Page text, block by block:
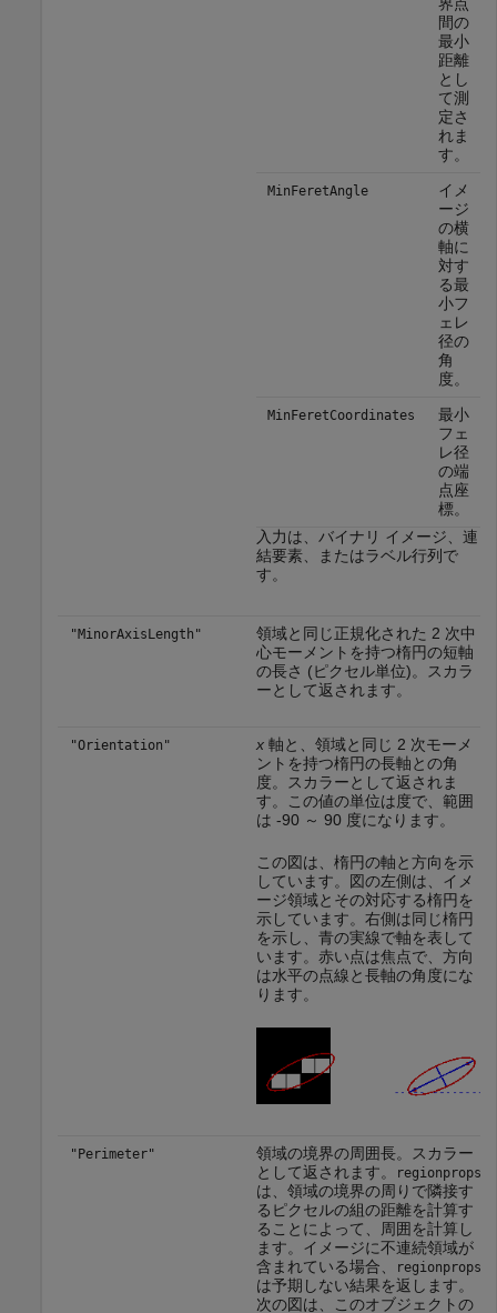
間の
最小
距離
とし
て測
定さ
れま
す。
MinFeretAngle
イメ
ージ
の横
軸に
対す
る最
小フ
ェレ
径の
角
度。
MinFeretCoordinates
最小
フェ
レ径
の端
点座
標。
入力は、バイナリ イメージ、連
結要素、またはラベル行列で
す。
"MinorAxisLength"
領域と同じ正規化された 2 次中
心モーメントを持つ楕円の短軸
の長さ (ピクセル単位)。スカラ
ーとして返されます。
"Orientation" x軸と、領域と同じ 2 次モーメ
ントを持つ楕円の長軸との角
度。スカラーとして返されま
す。この値の単位は度で、範囲
は -90 ～ 90 度になります。
この図は、楕円の軸と方向を示
しています。図の左側は、イメ
ージ領域とその対応する楕円を
示しています。右側は同じ楕円
を示し、青の実線で軸を表して
います。赤い点は焦点で、方向
は水平の点線と長軸の角度にな
ります。
"Perimeter"
領域の境界の周囲長。スカラー
として返されます。
regionprops
は、領域の境界の周りで隣接す
るピクセルの組の距離を計算す
ることによって、周囲を計算し
ます。イメージに不連続領域が
含まれている場合、
regionprops
は予期しない結果を返します。
次の図は、このオブジェクトの